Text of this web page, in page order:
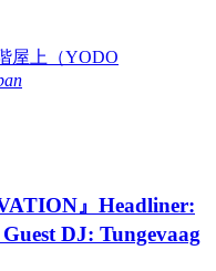
屋上（YODO
』Headliner:
DJ: Tungevaag